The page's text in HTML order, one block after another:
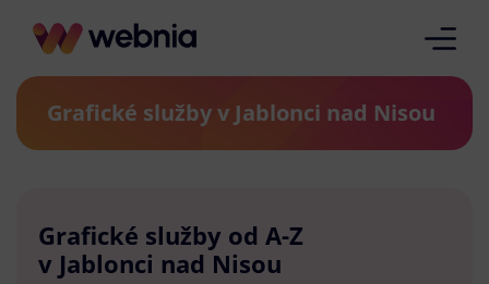
Grafické služby v Jablonci nad Nisou
Grafické služby od A-Z
v Jablonci nad Nisou